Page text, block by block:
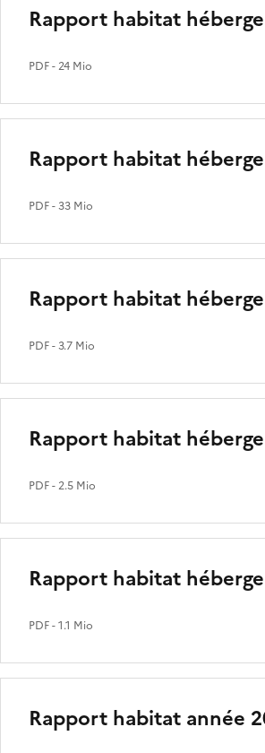
Rapport habitat
PDF- 24 Mio
Rapport habitat
PDF- 33 Mio
Rapport habitat
PDF- 3.7 Mio
Rapport habitat
PDF- 2.5 Mio
Rapport habitat
PDF- 1.1 Mio
Rapport habitat année